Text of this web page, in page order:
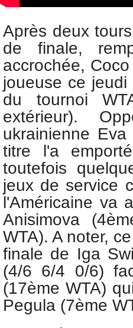
Après deux
de finale,
accrochée,
joueuse ce
du tournoi
extérieur).
ukrainienne
titre l'a
toutefois
jeux de service
l'Américaine va
Anisimova
WTA). A noter,
finale de Iga
(4/6 6/4 0/6)
(17ème WTA)
Pegula (7ème